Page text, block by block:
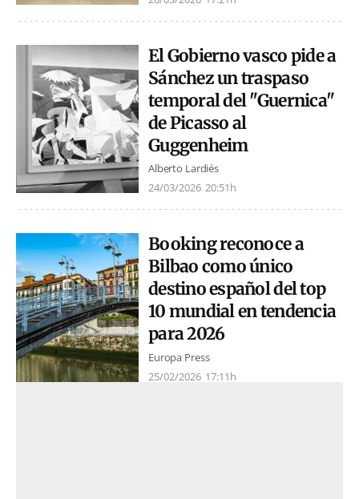
El Gobierno vasco pide a
Sánchez un traspaso
temporal del "Guernica"
de Picasso al
Guggenheim
Alberto Lardiés
24/03/2026 20:51h
Booking reconoce a
Bilbao como único
destino español del top
10 mundial en tendencia
para 2026
Europa Press
25/02/2026 17:11h